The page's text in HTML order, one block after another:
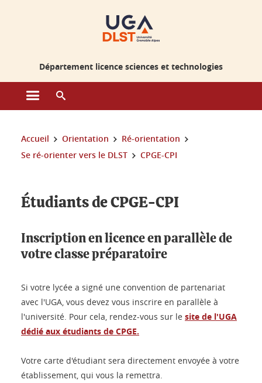
Département licence sciences et technologies
Ouvrir le menu principal
Vous êtes ici :
Accueil Orientation
Ré-orientation
Se ré-orienter vers le DLST
CPGE-CPI
Étudiants de CPGE-CPI
Inscription en licence en parallèle de
votre classe préparatoire
Si votre lycée a signé une convention de partenariat
avec l'UGA, vous devez vous inscrire en parallèle à
l'université. Pour cela, rendez-vous sur le site de l'UGA
dédié aux étudiants de CPGE.
Votre carte d'étudiant sera directement envoyée à votre
établissement, qui vous la remettra.